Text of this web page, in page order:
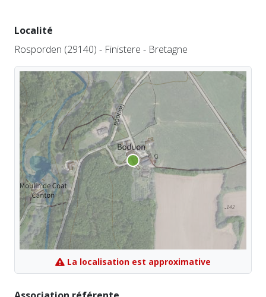
Localité
Rosporden (29140) - Finistere - Bretagne
La localisation est approximative